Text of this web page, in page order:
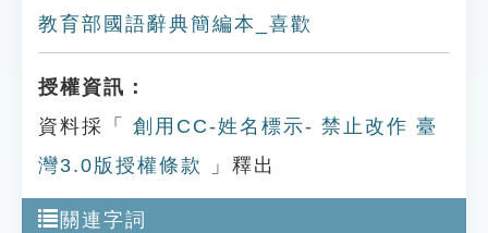
教育部國語辭典簡編本_喜歡
授權資訊：
資料採「
創用CC-姓名標示- 禁止改作 臺
灣3.0版授權條款
」釋出
關連字詞